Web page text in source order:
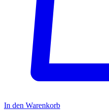
In den Warenkorb